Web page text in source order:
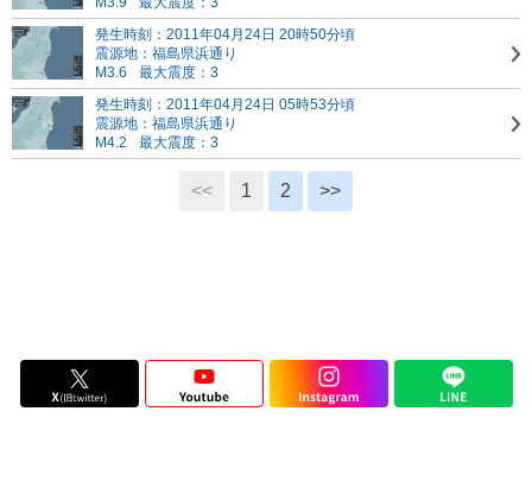
発生時刻：2011年04月24日 20時50分頃
震源地：福島県浜通り
M3.6
最大震度：3
発生時刻：2011年04月24日 05時53分頃
震源地：福島県浜通り
M4.2
最大震度：3
<< 1 2 >>